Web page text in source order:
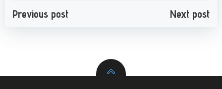
Navigazione
Previous post
Navigazione
Next post